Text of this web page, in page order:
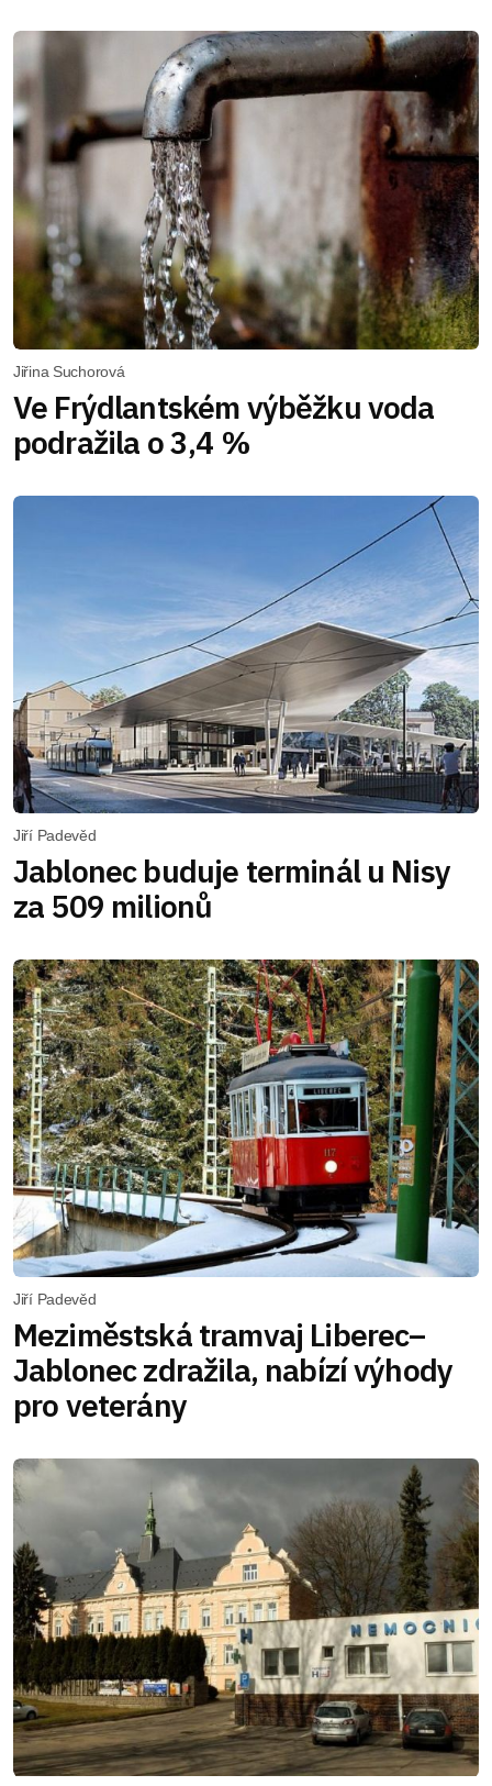
Jiřina Suchorová
Ve Frýdlantském výběžku voda
podražila o 3,4 %
Jiří Padevěd
Jablonec buduje terminál u Nisy
za 509 milionů
Jiří Padevěd
Meziměstská tramvaj Liberec–
Jablonec zdražila, nabízí výhody
pro veterány